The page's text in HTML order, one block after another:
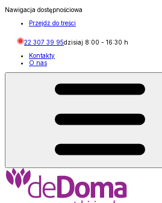
Nawigacja dostępnościowa
Przejdź do treści
22 307 39 95dzisiaj 8:00 - 16:30 h
Kontakty
O nas